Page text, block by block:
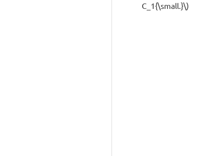
C_1{\small.}\)